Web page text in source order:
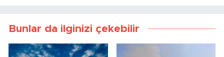
Bunlar da ilginizi çekebilir